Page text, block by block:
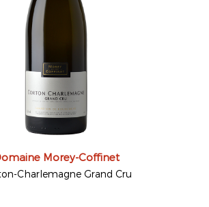
Morey-Coffinet
Charlemagne Grand Cru